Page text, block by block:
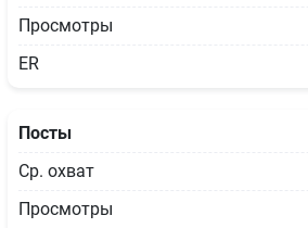
Просмотры
ER
Посты
Ср. охват
Просмотры